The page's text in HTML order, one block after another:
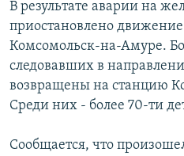
поиску
СЕВЕР.РЕАЛИИ
СИБИРЬ.РЕАЛИИ
РАСПИСАНИЕ ВЕЩАНИЯ
ПОДПИШИТЕСЬ НА
СОЦИАЛЬНЫЕ СЕТИ
В результате аварии на
приостановлено
Комсомольск-на-Амуре.
следовавших в
возвращены на станцию
Среди них - более 70-ти
Сообщается, что